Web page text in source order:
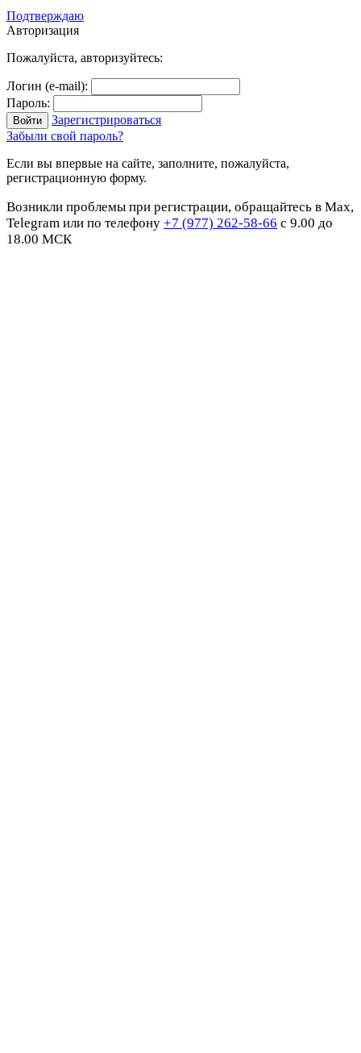
Подтверждаю
Авторизация
Пожалуйста, авторизуйтесь:
Логин (e-mail):
Пароль:
Зарегистрироваться
Забыли свой пароль?
Если вы впервые на сайте, заполните, пожалуйста,
регистрационную форму.
Возникли проблемы при регистрации, обращайтесь в Max,
Telegram или по телефону +7 (977) 262-58-66 с 9.00 до
18.00 МСК